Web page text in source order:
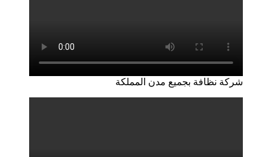
شركة نظافة بجميع مدن المملكة